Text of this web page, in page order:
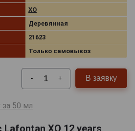
XO
Деревянная
21623
Только самовывоз
- + В заявку
за 50 мл
XO 12 years